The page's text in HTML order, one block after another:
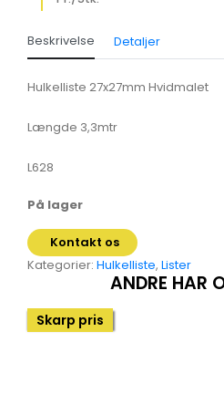
Beskrivelse Detaljer
Hulkelliste 27x27mm Hvidmalet
Længde 3,3mtr
L628
På lager
Kontakt os
Kategorier: Hulkelliste, Lister
ANDRE HAR
Skarp pris